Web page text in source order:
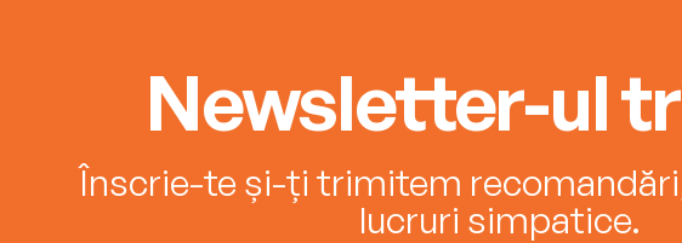
Newsletter-ul
Înscrie-te și-ți trimitem
lucruri simpatice.